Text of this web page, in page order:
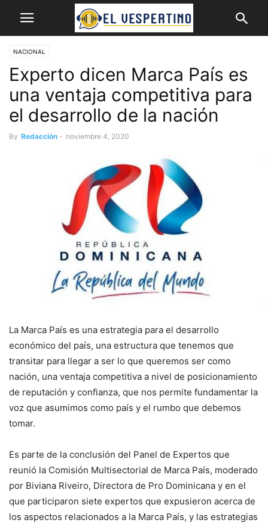
NACIONAL
Experto dicen Marca País es
una ventaja competitiva para
el desarrollo de la nación
By Redacción - noviembre 4, 2020
La Marca País es una estrategia para el desarrollo
económico del país, una estructura que tenemos que
transitar para llegar a ser lo que queremos ser como
nación, una ventaja competitiva a nivel de posicionamiento
de reputación y confianza, que nos permite fundamentar la
voz que asumimos como país y el rumbo que debemos
tomar.
Es parte de la conclusión del Panel de Expertos que
reunió la Comisión Multisectorial de Marca País, moderado
por Biviana Riveiro, Directora de Pro Dominicana y en el
que participaron siete expertos que expusieron acerca de
los aspectos relacionados a la Marca País, y las estrategias